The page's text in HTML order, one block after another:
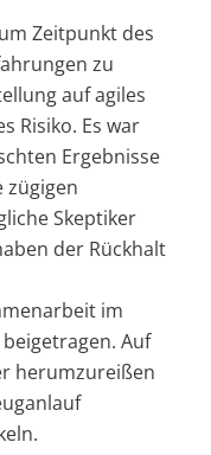
Zeitpunkt des
zu
auf agiles
Risiko. Es war
Ergebnisse
zügigen
Skeptiker
der Rückhalt
im
Auf
herumzureißen